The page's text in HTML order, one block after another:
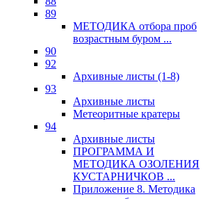
89
МЕТОДИКА отбора проб
возрастным буром ...
90
92
Архивные листы (1-8)
93
Архивные листы
Метеоритные кратеры
94
Архивные листы
ПРОГРАММА И
МЕТОДИКА ОЗОЛЕНИЯ
КУСТАРНИЧКОВ ...
Приложение 8. Методика